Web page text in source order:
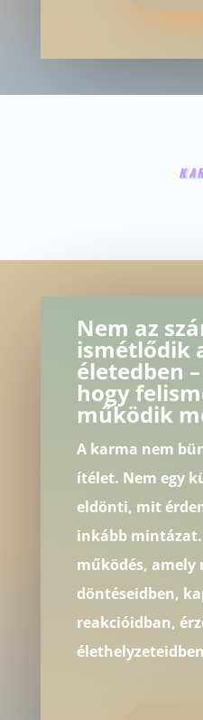
Nem az
ismétlődik
életedben
hogy
működik
A karma nem
ítélet. Nem egy
eldönti, mit
inkább
működés, amely
döntéseidben,
reakcióidban,